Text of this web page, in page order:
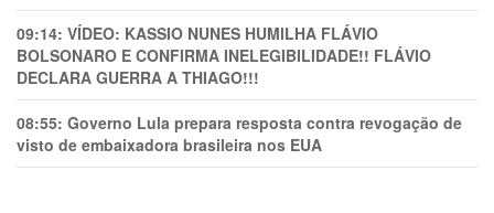
09:14: VÍDEO: KASSIO NUNES HUMlLHA FLÁVIO
BOLSONARO E CONFIRMA INELEGIBILIDADE!! FLÁVIO
DECLARA GUERRA A THIAGO!!!
08:55: Governo Lula prepara resposta contra revogação de
visto de embaixadora brasileira nos EUA